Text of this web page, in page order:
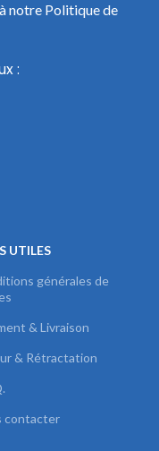
notre Politique de
:
UTILES
générales de
& Livraison
& Rétractation
contacter